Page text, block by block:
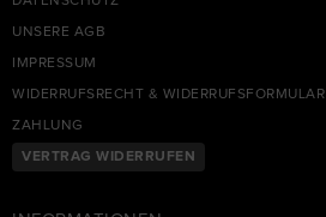
UNSERE AGB
IMPRESSUM
WIDERRUFSRECHT & WIDERRUFSFORMULAR
ZAHLUNG
VERTRAG WIDERRUFEN